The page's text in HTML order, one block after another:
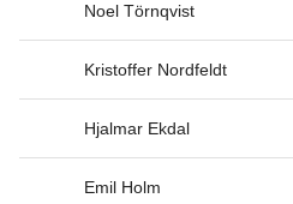
Noel Törnqvist
Kristoffer Nordfeldt
Hjalmar Ekdal
Emil Holm